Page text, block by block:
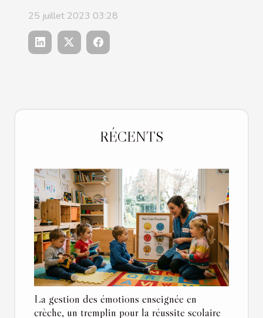
25 juillet 2023 03:28
RÉCENTS
La gestion des émotions enseignée en
crèche, un tremplin pour la réussite scolaire